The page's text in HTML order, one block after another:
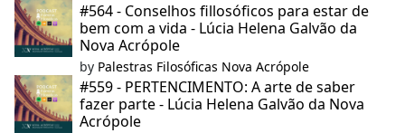
#564 - Conselhos fillosóficos para estar de
bem com a vida - Lúcia Helena Galvão da
Nova Acrópole
by Palestras Filosóficas Nova Acrópole
#559 - PERTENCIMENTO: A arte de saber
fazer parte - Lúcia Helena Galvão da Nova
Acrópole